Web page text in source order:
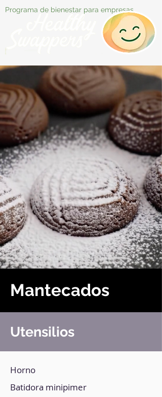
Programa de bienestar para empresas
Mantecados
Utensilios
Horno
Batidora minipimer